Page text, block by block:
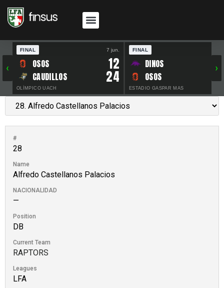
‹
FINAL 7 jun.
OSOS 12
CAUDILLOS 24
OLÍMPICO UACH
FINAL
DINOS
OSOS
ESTADIO GASPAR MAS
›
#
28
Name
Alfredo Castellanos Palacios
NACIONALIDAD
—
Position
DB
Current Team
RAPTORS
Leagues
LFA